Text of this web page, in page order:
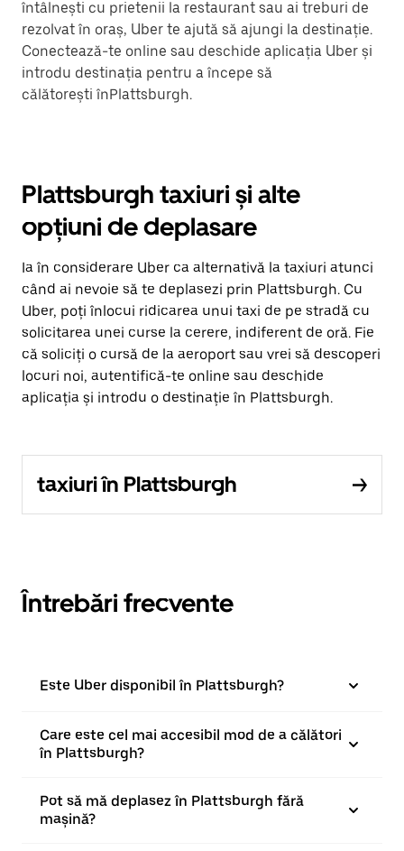
întâlnești cu prietenii la restaurant sau ai treburi de
rezolvat în oraș, Uber te ajută să ajungi la destinație.
Conectează-te online sau deschide aplicația Uber și
introdu destinația pentru a începe să
călătorești înPlattsburgh.
Plattsburgh taxiuri și alte
opțiuni de deplasare
Ia în considerare Uber ca alternativă la taxiuri atunci
când ai nevoie să te deplasezi prin Plattsburgh. Cu
Uber, poți înlocui ridicarea unui taxi de pe stradă cu
solicitarea unei curse la cerere, indiferent de oră. Fie
că soliciți o cursă de la aeroport sau vrei să descoperi
locuri noi, autentifică-te online sau deschide
aplicația și introdu o destinație în Plattsburgh.
taxiuri în Plattsburgh
Întrebări frecvente
Este Uber disponibil în Plattsburgh?
Care este cel mai accesibil mod de a călători
în Plattsburgh?
Pot să mă deplasez în Plattsburgh fără
mașină?